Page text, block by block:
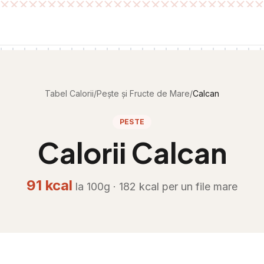
Tabel Calorii/Pește și Fructe de Mare/Calcan
PESTE
Calorii Calcan
91 kcal la 100g · 182 kcal per un file mare